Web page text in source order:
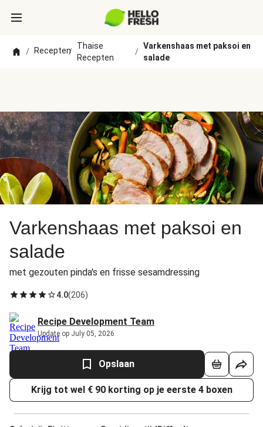
/ Recepten/
Thaise
Recepten
/
Varkenshaas met paksoi en
salade
Varkenshaas met paksoi en
salade
met gezouten pinda's en frisse sesamdressing
4.0(206)
Recipe Development Team
Update op July 05, 2026
Opslaan
Krijg tot wel € 90 korting op je eerste 4 boxen